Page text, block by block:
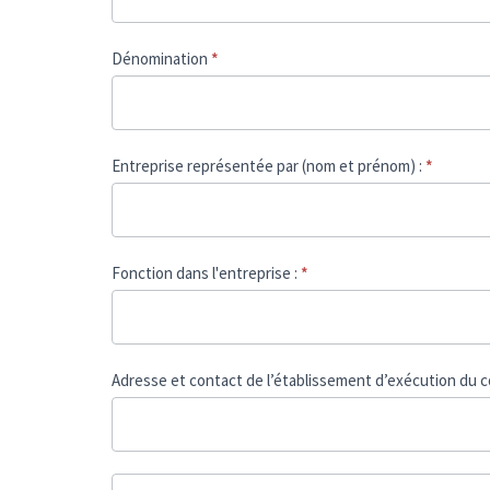
Dénomination *
Entreprise représentée par (nom et prénom) : *
Fonction dans l'entreprise : *
Adresse et contact de l’établissement d’exécution du
contact